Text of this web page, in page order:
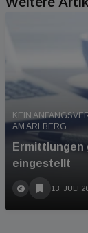
KEIN
AM ARLBERG
Ermittlungen
eingestellt
13. JULI